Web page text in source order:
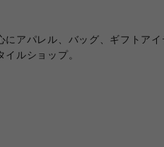
アパレル、バッグ、ギフトアイ
ルショップ。